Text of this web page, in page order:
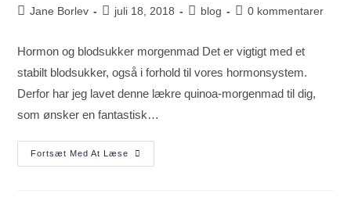
Jane Borlev juli 18, 2018 blog 0 kommentarer
Hormon og blodsukker morgenmad Det er vigtigt med et
stabilt blodsukker, også i forhold til vores hormonsystem.
Derfor har jeg lavet denne lækre quinoa-morgenmad til dig,
som ønsker en fantastisk…
Fortsæt Med At Læse